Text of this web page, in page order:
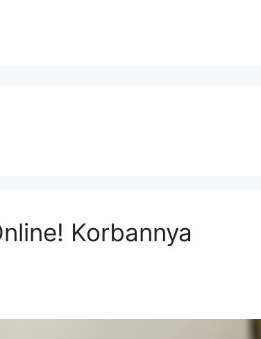
Korbannya